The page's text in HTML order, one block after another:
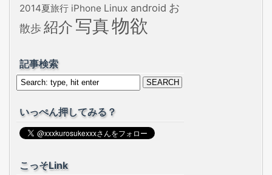
2014夏旅行 iPhone Linux android お
散歩紹介 写真物欲
記事検索
いっぺん押してみる？
こっそLink